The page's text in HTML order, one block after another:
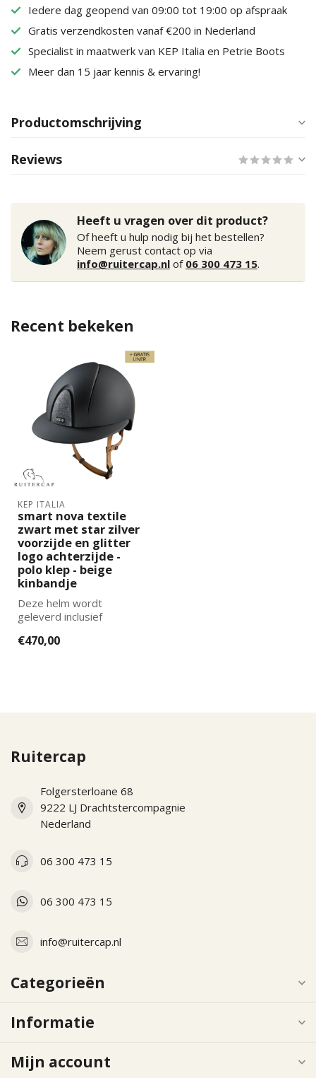
Iedere dag geopend van 09:00 tot 19:00 op afspraak
Gratis verzendkosten vanaf €200 in Nederland
Specialist in maatwerk van KEP Italia en Petrie Boots
Meer dan 15 jaar kennis & ervaring!
Productomschrijving
Reviews
Heeft u vragen over dit product?
Of heeft u hulp nodig bij het bestellen?
Neem gerust contact op via
info@ruitercap.nl of 06 300 473 15.
Recent bekeken
KEP ITALIA
smart nova textile
zwart met star zilver
voorzijde en glitter
logo achterzijde -
polo klep - beige
kinbandje
Deze helm wordt
geleverd inclusief
maat binnenvoering k...
€470,00
Ruitercap
Folgersterloane 68
9222 LJ Drachtstercompagnie
Nederland
06 300 473 15
06 300 473 15
info@ruitercap.nl
Categorieën
Informatie
Mijn account